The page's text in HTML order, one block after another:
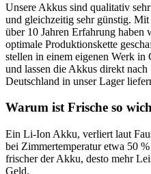
Unsere Akkus sind qualitativ
und gleichzeitig sehr günstig. Mit
über 10 Jahren Erfahrung haben
optimale Produktionskette
stellen in einem eigenen Werk in
und lassen die Akkus direkt nach
Deutschland in unser Lager
Warum ist Frische so
Ein Li-Ion Akku, verliert laut
bei Zimmertemperatur etwa 50
frischer der Akku, desto mehr
Geld.